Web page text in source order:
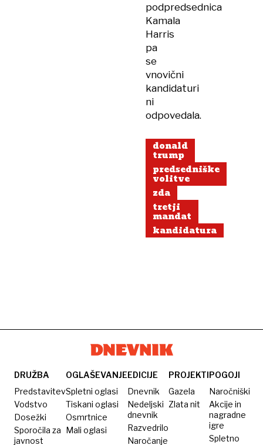
podpredsednica
Kamala
Harris
pa
se
vnovični
kandidaturi
ni
odpovedala.
donald
trump
predsedniške
volitve
zda
tretji
mandat
kandidatura
DRUŽBA
Predstavitev
Vodstvo
Dosežki
Sporočila za
javnost
OGLAŠEVANJE
Spletni oglasi
Tiskani oglasi
Osmrtnice
Mali oglasi
EDICIJE
Dnevnik
Nedeljski
dnevnik
Razvedrilo
Naročanje
PROJEKTI
Gazela
Zlata nit
POGOJI
Naročniški
Akcije in
nagradne
igre
Spletno